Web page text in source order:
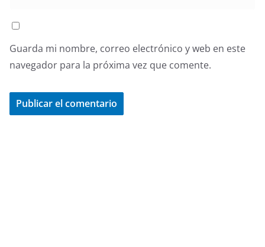
Guarda mi nombre, correo electrónico y web en este
navegador para la próxima vez que comente.